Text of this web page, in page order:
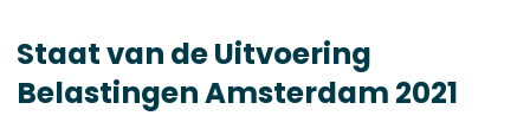
Staat van de Uitvoering
Belastingen Amsterdam 2021